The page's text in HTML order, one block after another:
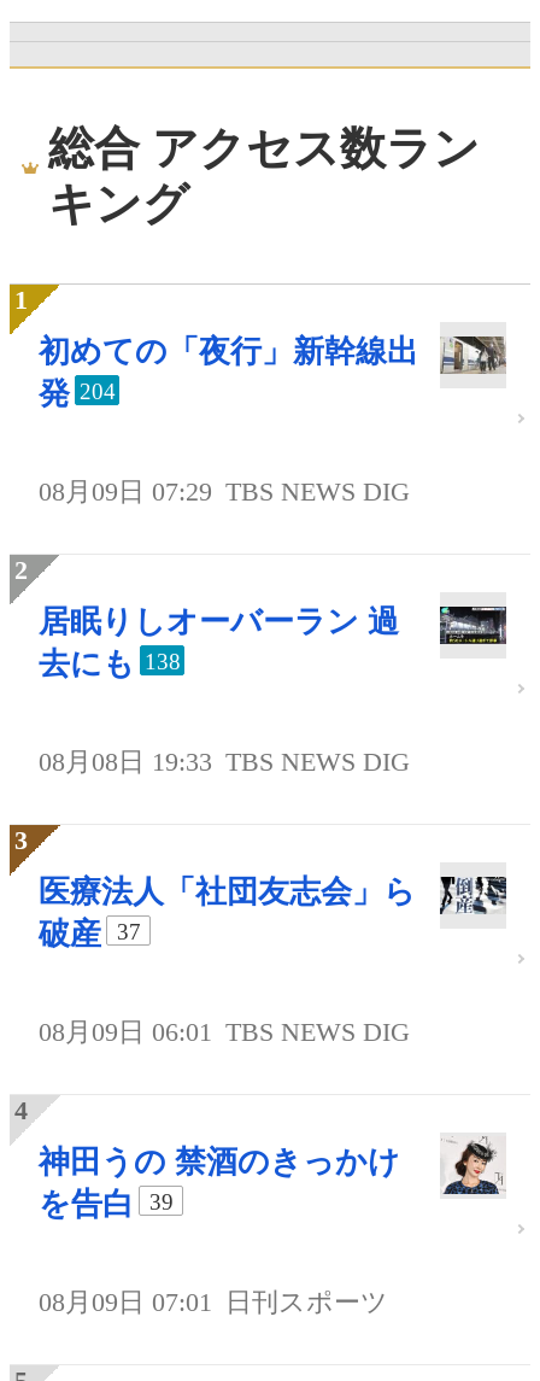
総合 アクセス数ラン
キング
初めての「夜行」新幹線出
発 204
08月09日 07:29 TBS NEWS DIG
居眠りしオーバーラン 過
去にも
138
08月08日 19:33 TBS NEWS DIG
医療法人「社団友志会」ら
破産
37
08月09日 06:01 TBS NEWS DIG
神田うの 禁酒のきっかけ
を告白
39
08月09日 07:01 日刊スポーツ